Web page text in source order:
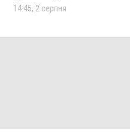
14:45, 2 серпня